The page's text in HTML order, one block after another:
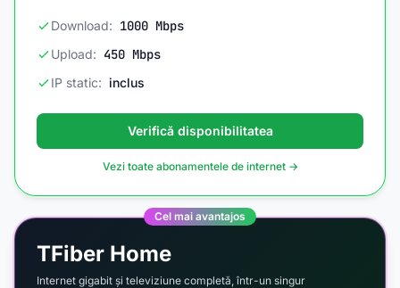
Download: 1000 Mbps
Upload: 450 Mbps
IP static: inclus
Verifică disponibilitatea
Vezi toate abonamentele de internet →
Cel mai avantajos
TFiber Home
Internet gigabit și televiziune completă, într-un singur